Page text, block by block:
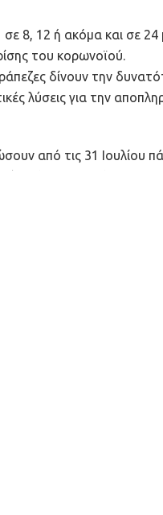
8, 12 ή ακόμα και σε 24
του κορωνοϊού.
δίνουν την
λύσεις για την
από τις 31 Ιουλίου